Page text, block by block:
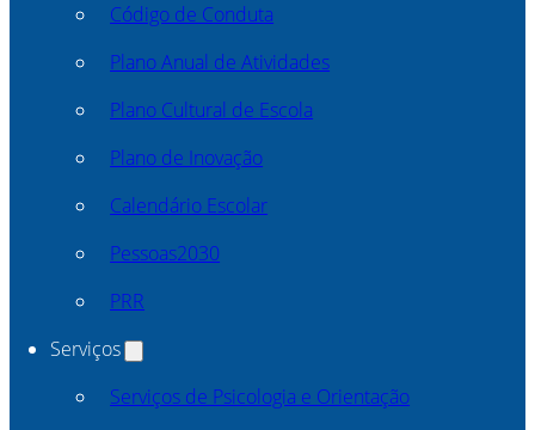
Código de Conduta
Plano Anual de Atividades
Plano Cultural de Escola
Plano de Inovação
Calendário Escolar
Pessoas2030
PRR
Serviços
Serviços de Psicologia e Orientação